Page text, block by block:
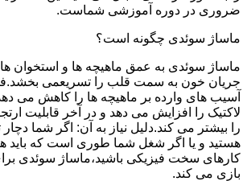
ضروری در دوره آموزشی شماست.
ماساژ سوئدی چگونه است؟
ماساژ سوئدی به عمق ماهیچه ها و استخوان
جریان خون به سمت قلب را تسریعمی
آسیب های وارده بر ماهیچه ها را کاهش می
لاکتیک را افزایش می دهد و در آخر قابلیت
را بیشتر می کند.دلیل نیاز به آن: اگر شما
هستید و یا اگر شغل شما طوری است که
کارهای سخت فیزیکی باشید،ماساژ سوئدی
بازی می کند.